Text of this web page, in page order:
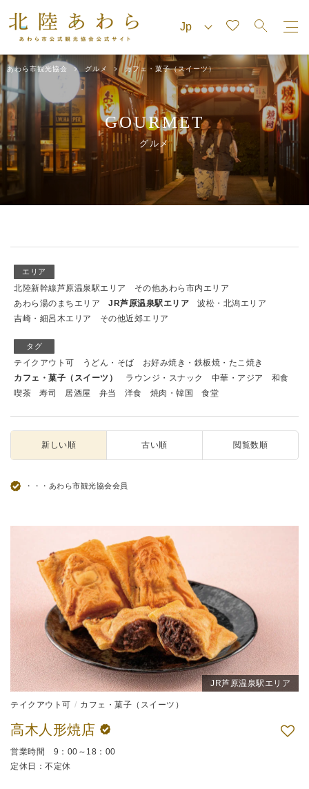
あわら市観光協会 グルメ カフェ・菓子（スイーツ）
GOURMET
グルメ
エリア
北陸新幹線芦原温泉駅エリア
その他あわら市内エリア
あわら湯のまちエリア
JR芦原温泉駅エリア
波松・北潟エリア
吉崎・細呂木エリア
その他近郊エリア
タグ
テイクアウト可 うどん・そば
お好み焼き・鉄板焼・たこ焼き
カフェ・菓子（スイーツ）
ラウンジ・スナック 中華・アジア
和食
喫茶
寿司 居酒屋 弁当 洋食 焼肉・韓国 食堂
新しい順 古い順 閲覧数順
・・・あわら市観光協会会員
JR芦原温泉駅エリア
テイクアウト可 カフェ・菓子（スイーツ）
高木人形焼店
営業時間 9：00～18：00
定休日：不定休